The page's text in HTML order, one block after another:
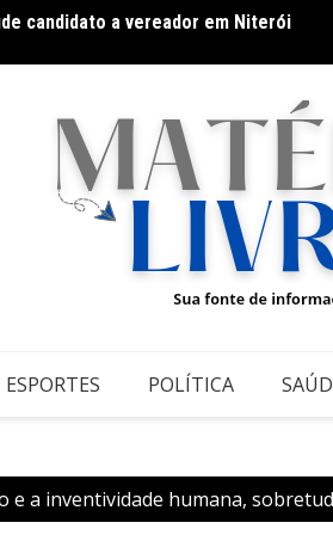
ao Governo da Bahia para mais de
ESPORTES POLÍTICA
e a inventividade humana,